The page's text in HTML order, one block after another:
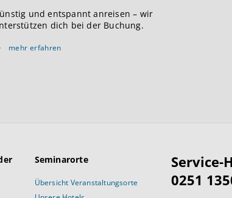
und entspannt anreisen – wir
dich bei der Buchung.
mehr erfahren
Seminarorte
Übersicht Veranstaltungsorte
Service-
0251